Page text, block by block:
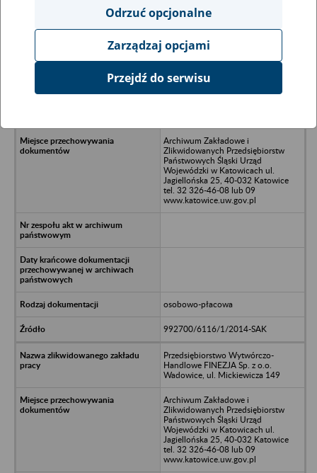
Ukryj wszystkie pozycje bazy
Przedsiębiorstwo Produkcyjno-
Archiwum Zakładowe i
Zlikwidowanych Przedsiębiorstw
Państwowych Śląski Urząd
Wojewódzki w Katowicach ul.
Jagiellońska 25, 40-032 Katowice
tel. 32 326-46-08 lub 09
www.katowice.uw.gov.pl
osobowo-płacowa
992700/6116/1/2014-SAK
Przedsiębiorstwo Wytwórczo-
Handlowe FINEZJA Sp. z o.o.
Wadowice, ul. Mickiewicza 149
Archiwum Zakładowe i
Zlikwidowanych Przedsiębiorstw
Państwowych Śląski Urząd
Wojewódzki w Katowicach ul.
Jagiellońska 25, 40-032 Katowice
tel. 32 326-46-08 lub 09
www.katowice.uw.gov.pl
Odrzuć opcjonalne
Zarządzaj opcjami
Przejdź do serwisu